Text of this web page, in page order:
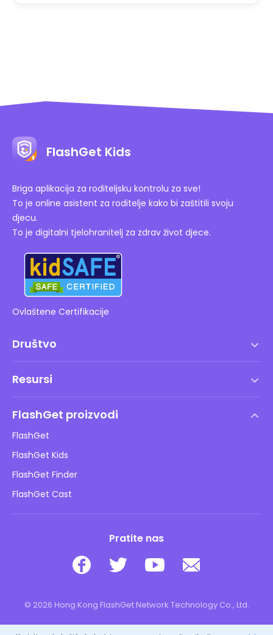
FlashGet Kids
Briga aplikacija za roditeljsku kontrolu za sve!
To je online asistent za roditelje kako bi zaštitili svoju
djecu.
To je digitalni tjelohranitelj za zdrav život djece.
Ovlaštene Certifikacije
Društvo
DMCA politika
Pravila o privatnosti
Pravila oglašavanja
Ne prodajte moje informacije
Resursi
Blog
Sigurnost djece online
Preuzimanje
FlashGet proizvodi
FlashGet
FlashGet Kids
FlashGet Finder
FlashGet Cast
Pratite nas
© 2026 Hong Kong FlashGet Network Technology Co., Ltd.